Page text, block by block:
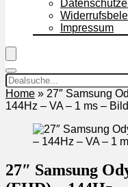
Impressum
Home » 27″ Samsung
144Hz – VA – 1 ms –
27″ Samsung